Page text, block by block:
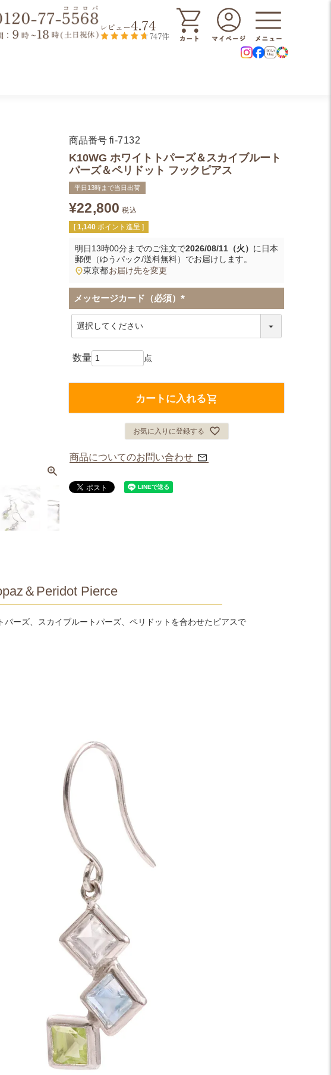
レビュー4.74
747件
商品番号 fi-7132
K10WG ホワイトトパーズ＆スカイブルート
パーズ＆ペリドット フックピアス
平日13時まで当日出荷
¥22,800 税込
[ 1,140 ポイント進呈 ]
明日13時00分までのご注文で2026/08/11（火） に 日本
郵便（ゆうパック/送料無料） でお届けします。
東京都お届け先を変更
メッセージカード（必須）
(
カートに入れる
お気に入りに登録する
商品についてのお問い合わせ
＆Peridot Pierce
ーズ、スカイブルートパーズ、ペリドットを合わせたピアスで